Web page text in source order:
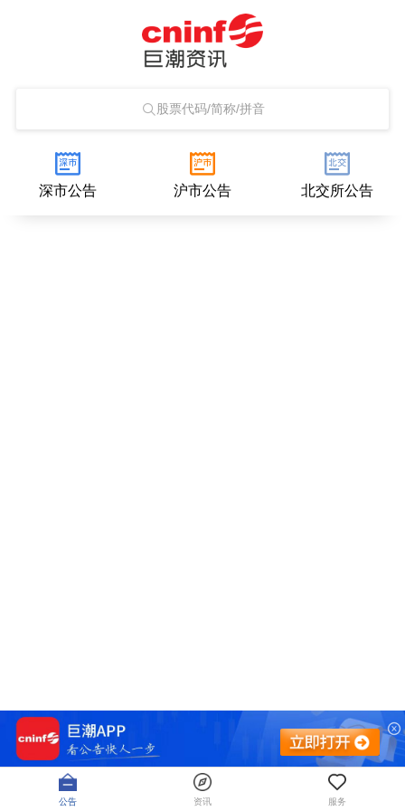
股票代码/简称/拼音
深市公告 沪市公告 北交所公告
公告 资讯 服务